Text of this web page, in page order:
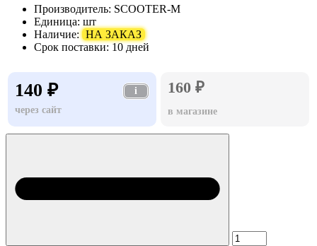
Производитель: SCOOTER-M
Единица: шт
Наличие: НА ЗАКАЗ
Срок поставки: 10 дней
140 ₽
i
через сайт
160 ₽
в магазине